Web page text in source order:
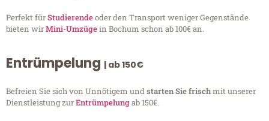
Perfekt fürStudierendeoder den Transport weniger Gegenstände
bieten wirMini-Umzügein Bochum schon ab 100€ an.
Entrümpelung | ab 150€
Befreien Sie sich von Unnötigem undstarten Sie frischmit unserer
Dienstleistung zurEntrümpelungab 150€.